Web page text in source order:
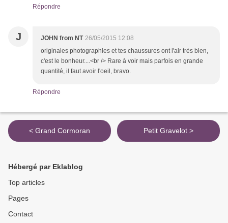
Répondre
J JOHN from NT 26/05/2015 12:08
originales photographies et tes chaussures ont l'air très bien,
c'est le bonheur....<br /> Rare à voir mais parfois en grande
quantité, il faut avoir l'oeil, bravo.
Répondre
< Grand Cormoran Petit Gravelot >
Hébergé par Eklablog
Top articles
Pages
Contact